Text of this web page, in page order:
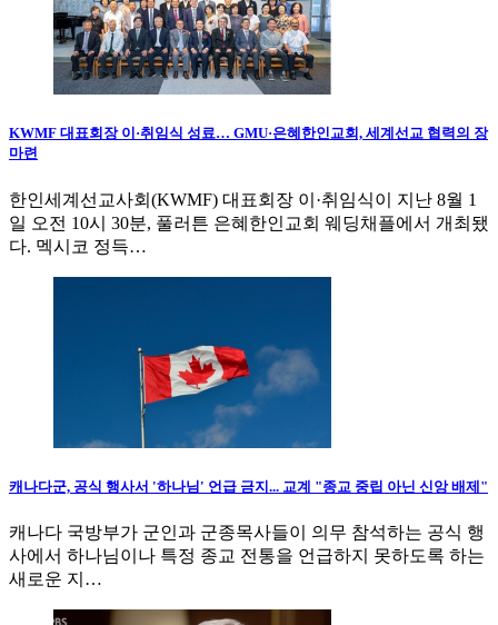
KWMF 대표회장 이·취임식 성료… GMU·은혜한인교회, 세계선교 협력의 장
마련
한인세계선교사회(KWMF) 대표회장 이·취임식이 지난 8월 1
일 오전 10시 30분, 풀러튼 은혜한인교회 웨딩채플에서 개최됐
다. 멕시코 정득…
캐나다군, 공식 행사서 '하나님' 언급 금지... 교계 "종교 중립 아닌 신앙 배제"
캐나다 국방부가 군인과 군종목사들이 의무 참석하는 공식 행
사에서 하나님이나 특정 종교 전통을 언급하지 못하도록 하는
새로운 지…